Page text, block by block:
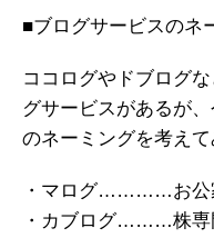
■ブログサービスのネ
ココログやドブログ
グサービスがあるが
のネーミングを考えて
・マログ…………お公
・カブログ………株専